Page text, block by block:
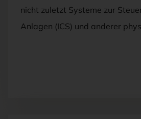
nicht zuletzt Systeme zur
Anlagen (ICS) und anderer